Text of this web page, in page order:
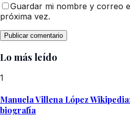
Guardar mi nombre y correo
próxima vez.
Lo más leído
1
Manuela Villena López
biografía